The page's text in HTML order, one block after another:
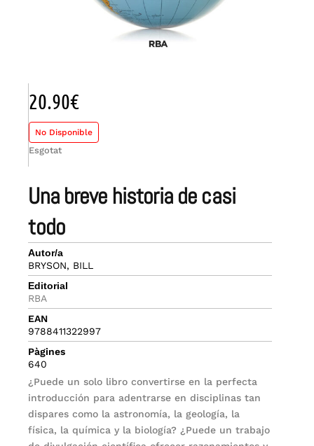
una breve historia de casi
todo
Autor/a
BRYSON, BILL
Editorial
RBA
EAN
9788411322997
Pàgines
640
¿Puede un solo libro convertirse en la perfecta
introducción para adentrarse en disciplinas tan
dispares como la astronomía, la geología, la
física, la química y la biología? ¿Puede un trabajo
20.90€
No Disponible
Esgotat